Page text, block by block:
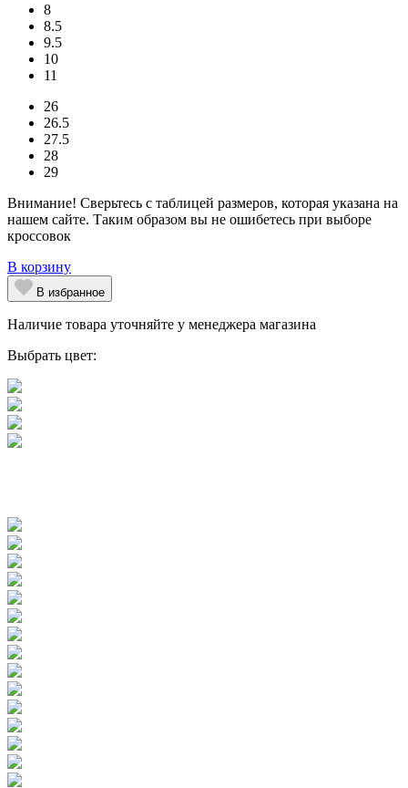
8
8.5
9.5
10
11
26
26.5
27.5
28
29
Внимание! Сверьтесь с таблицей размеров, которая указана на
нашем сайте. Таким образом вы не ошибетесь при выборе
кроссовок
В корзину
В избранное
Наличие товара уточняйте у менеджера магазина
Выбрать цвет: